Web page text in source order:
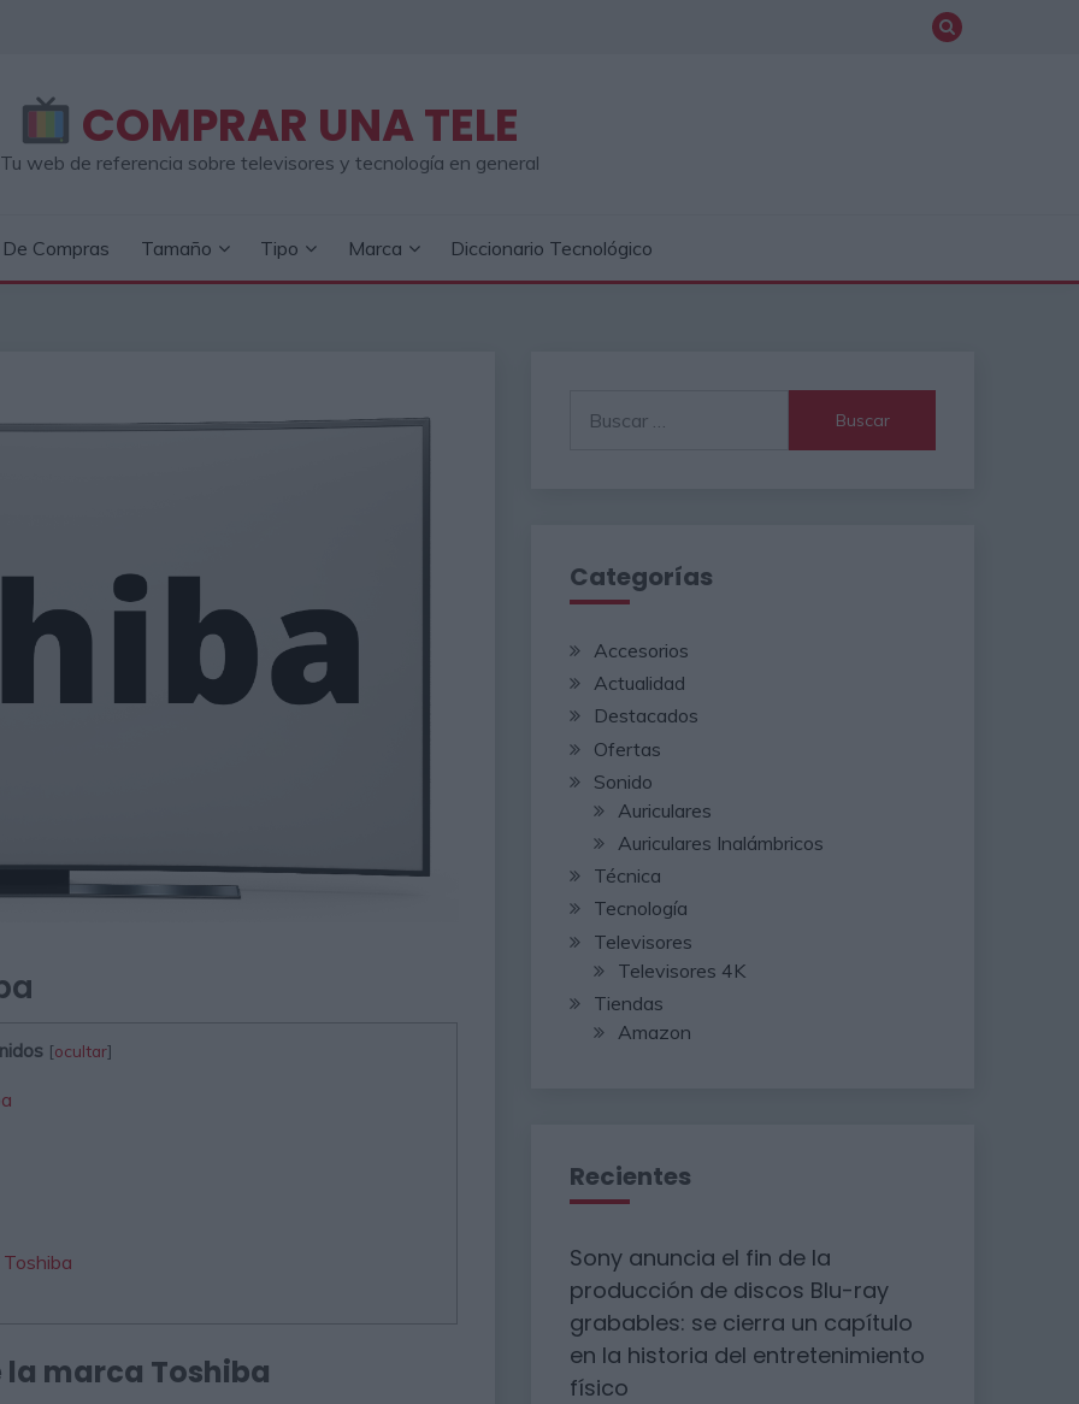
COMPRAR UNA TELE
Tu web de referencia sobre televisores y tecnología en general
De Compras Tamaño Tipo Marca Diccionario Tecnológico
[ocultar]
marca Toshiba
Categorías
Accesorios
Actualidad
Destacados
Ofertas
Sonido
Auriculares
Auriculares Inalámbricos
Técnica
Tecnología
Televisores
Televisores 4K
Tiendas
Amazon
Recientes
Sony anuncia el fin de la
producción de discos Blu-ray
grabables: se cierra un capítulo
en la historia del entretenimiento
físico